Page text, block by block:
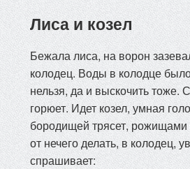
Лиса и козел
Бежала лиса, на ворон
колодец. Воды в колодце
нельзя, да и выскочить тоже.
горюет. Идет козел, умная
бородищей трясет, рожищами
от нечего делать, в колодец,
спрашивает: